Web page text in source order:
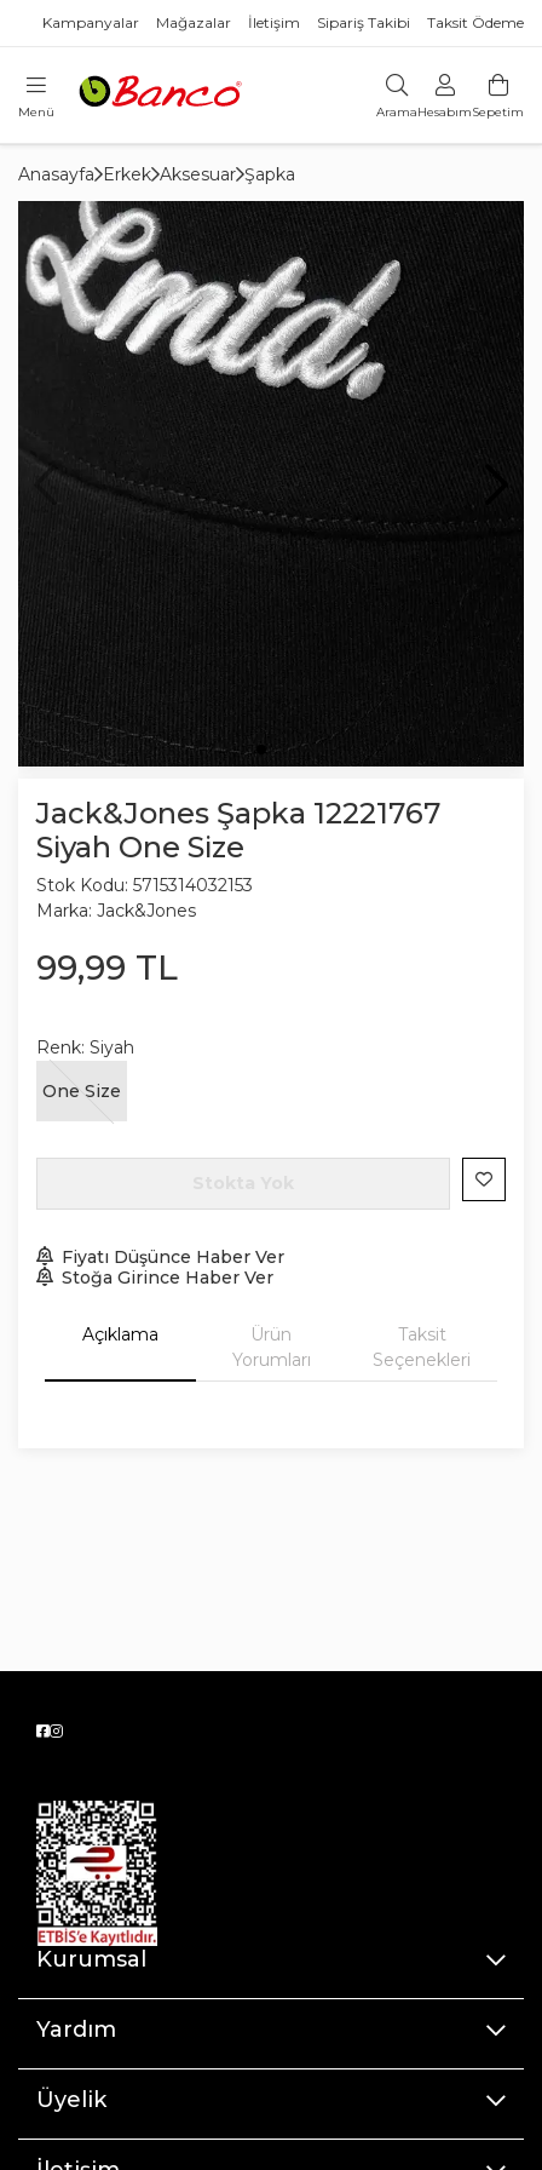
Kampanyalar Mağazalar İletişim Sipariş Takibi Taksit Ödeme
Menü AramaHesabımSepetim
Anasayfa Erkek Aksesuar Şapka
Jack&Jones Şapka 12221767
Siyah One Size
Stok Kodu: 5715314032153
Marka: Jack&Jones
99,99 TL
Renk: Siyah
One Size
Fiyatı Düşünce Haber Ver
Stoğa Girince Haber Ver
Açıklama
Ürün
Yorumları
Taksit
Seçenekleri
Kurumsal
Yardım
Üyelik